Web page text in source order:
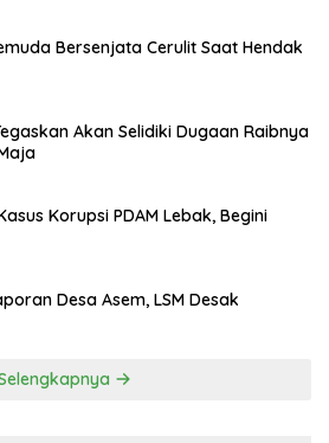
Bersenjata Cerulit Saat Hendak
Akan Selidiki Dugaan Raibnya
Korupsi PDAM Lebak, Begini
Desa Asem, LSM Desak